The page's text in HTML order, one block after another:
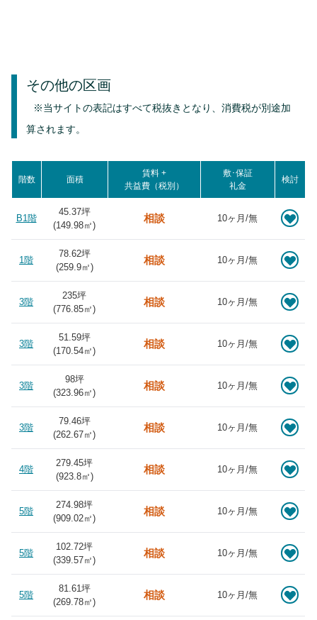
その他の区画
※当サイトの表記はすべて税抜きとなり、消費税が別途加
算されます。
階数 面積
賃料 +
共益費（税別）
敷･保証
礼金
検討
B1階
45.37坪
(149.98㎡)
相談 10ヶ月/無
1階
78.62坪
(259.9㎡)
相談 10ヶ月/無
3階
235坪
(776.85㎡)
相談 10ヶ月/無
3階
51.59坪
(170.54㎡)
相談 10ヶ月/無
3階
98坪
(323.96㎡)
相談 10ヶ月/無
3階
79.46坪
(262.67㎡)
相談 10ヶ月/無
4階
279.45坪
(923.8㎡)
相談 10ヶ月/無
5階
274.98坪
(909.02㎡)
相談 10ヶ月/無
5階
102.72坪
(339.57㎡)
相談 10ヶ月/無
5階
81.61坪
(269.78㎡)
相談 10ヶ月/無